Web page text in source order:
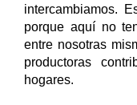
intercambiamos.
porque aquí no
entre nosotras
productoras
hogares.